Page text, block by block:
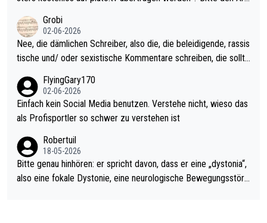
ohl wenig WDF Turniere spielen. Dies war bei Archie Self letzt
es Jahr der Fall. Er musste als amtierender Weltmeister durch
den Qualifier und ich glaube kaum, dass Mitchel sich das (in Ve
gas) antun würde, wenn er doch eigentlich die PDC-WM als Zi
el hat.
Grobi
02-06-2026
Nee, die dämlichen Schreiber, also die, die beleidigende, rassis
tische und/ oder sexistische Kommentare schreiben, die sollte
s Leben in den Griff kriegen. Nur eins wundert mich: Luke Little
r war doch neulich erst derjenige, der über Social Media GvV p
rovoziert hat. Und Littlers Mutter schießt öfters mal gegen Ric
FlyingGary170
02-06-2026
Einfach kein Social Media benutzen. Verstehe nicht, wieso das
als Profisportler so schwer zu verstehen ist
Robertuil
18-05-2026
Bitte genau hinhören: er spricht davon, dass er eine „dystonia“,
also eine fokale Dystonie, eine neurologische Bewegungsstöru